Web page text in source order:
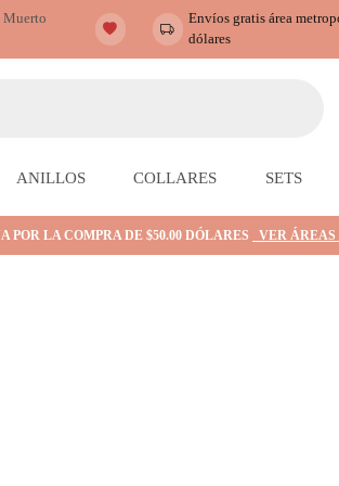
Muerto
Envíos gratis área
dólares
ANILLOS COLLARES SETS
LA COMPRA DE $50.00 DÓLARES VER ÁREAS